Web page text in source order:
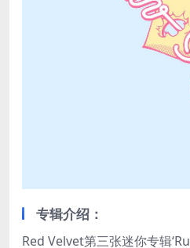
专辑介绍：
Red Velvet第三张迷你专辑